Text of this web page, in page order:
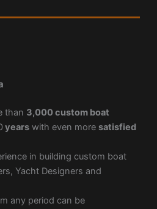
than 3,000 custom boat
yearswith even more satisfied
in building custom boat
Yacht Designers and
any period can be